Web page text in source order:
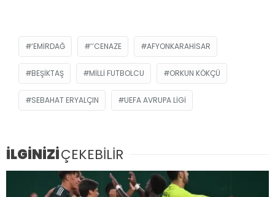
‘EMIRDAĞ ’’CENAZE AFYONKARAHISAR
BEŞIKTAŞ MILLI FUTBOLCU ORKUN KÖKÇÜ
SEBAHAT ERYALÇIN UEFA AVRUPA LIGI
İLGİNİZİÇEKEBİLİR